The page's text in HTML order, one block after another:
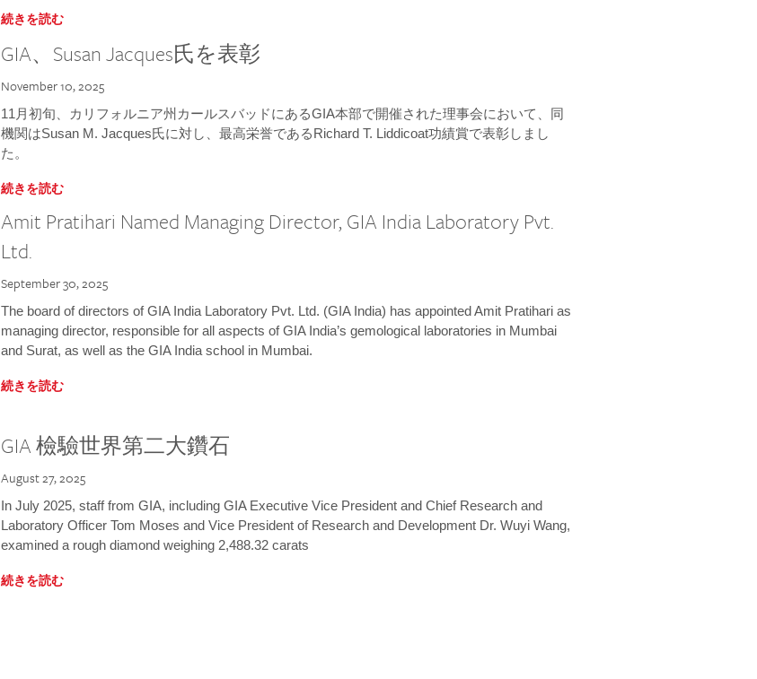
続きを読む
GIA、Susan Jacques氏を表彰
November 10, 2025
11月初旬、カリフォルニア州カールスバッドにあるGIA本部で開催された理事会において、同
機関はSusan M. Jacques氏に対し、最高栄誉であるRichard T. Liddicoat功績賞で表彰しまし
た。
続きを読む
Amit Pratihari Named Managing Director, GIA India Laboratory Pvt.
Ltd.
September 30, 2025
The board of directors of GIA India Laboratory Pvt. Ltd. (GIA India) has appointed Amit Pratihari as
managing director, responsible for all aspects of GIA India’s gemological laboratories in Mumbai
and Surat, as well as the GIA India school in Mumbai.
続きを読む
GIA 檢驗世界第二大鑽石
August 27, 2025
In July 2025, staff from GIA, including GIA Executive Vice President and Chief Research and
Laboratory Officer Tom Moses and Vice President of Research and Development Dr. Wuyi Wang,
examined a rough diamond weighing 2,488.32 carats
続きを読む